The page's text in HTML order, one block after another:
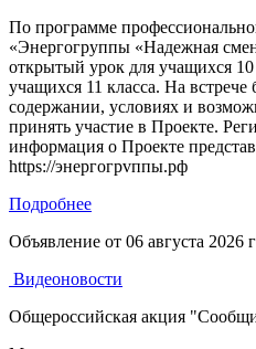
По программе
«Энергогруппы «Надежная
открытый урок для учащихся 10
учащихся 11 класса. На встрече
содержании, условиях и
принять участие в Проекте.
информация о Проекте
https://энергогрvппы.рф
Подробнее
Объявление от 06 августа 2026
Видеоновости
Общероссийская акция